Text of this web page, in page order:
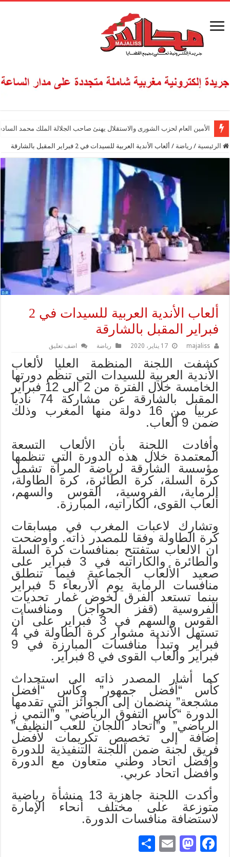
الأمين العام لحزب الشورى والاستقلال يهنئ صاحب الجلالة الملك محمد
الرئيسية / رياضة / ألعاب الأندية العربية للسيدات في 2 فبراير المقبل بالشارقة
ألعاب الأندية العربية للسيدات في 2
فبراير المقبل بالشارقة
majaliss 17 يناير، 2020 رياضة اضف تعليق
كشفت اللجنة المنظمة العليا لألعاب
الأندية العربية للسيدات التي تنظم دورتها
الخامسة خلال الفترة من 2 الى 12 فبراير
المقبل بالشارقة عن مشاركة 74 ناديا
عربيا من 16 دولة منها المغرب وذلك
ضمن 9 ألعاب.
وأفادت اللجنة بأن الألعاب التسعة
المعتمدة خلال هذه الدورة التي تنظمها
مؤسسة الشارقة لرياضة المرأة تشمل
كرة السلة، كرة الطائرة، كرة الطاولة،
الرماية، الفروسية، القوس والسهم،
ألعاب القوى، الكاراتيه، المبارزة.
وتشارك لاعبات المغرب في مسابقات
كرة الطاولة وفقا للمصدر ذاته. وأوضحت
ان الالعاب ستفتتح بمنافسات كرة السلة
والطائرة والكاراتيه في 3 فبراير على
صعيد الألعاب الجماعية فيما تنطلق
منافسات الرماية يوم الأربعاء 5 فبراير
بينما تستعد الفرق لخوض غمار تحديات
الفروسية (قفز الحواجز) ومنافسات
القوس والسهم في 3 فبراير على أن
تستهل الأندية مشوار كرة الطاولة في 4
فبراير وتبدأ منافسات المبارزة في 9
فبراير وألعاب القوى في 8 فبراير.
كما أشار المصدر ذاته الى استحداث
كأس “أفضل جمهور” وكأس “أفضل
مشجعة” ينضمان إلى الجوائز التي تقدمها
الدورة “كأس التفوق الرياضي” و”التمي ز
الرياضي” و”اتحاد اللجان للعب النظيف”
إضافة إلى تخصيص تكريمات لأفضل
فريق لجنة ضمن اللجنة التنفيذية للدورة
وأفضل اتحاد وطني متعاون مع الدورة
وأفضل اتحاد عربي.
وأكدت اللجنة جاهزية 13 منشأة رياضية
متوزعة على مختلف أنحاء الإمارة
لاستضافة منافسات الدورة.
Fa
M
E